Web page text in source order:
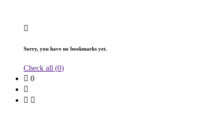
Sorry, you have no bookmarks yet.
Check all (0)
0